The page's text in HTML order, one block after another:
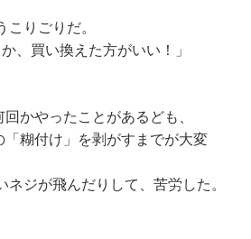
こりごりだ。
、買い換えた方がいい！」
かやったことがあるども、
「糊付け」を剥がすまでが大変
ジが飛んだりして、苦労した。